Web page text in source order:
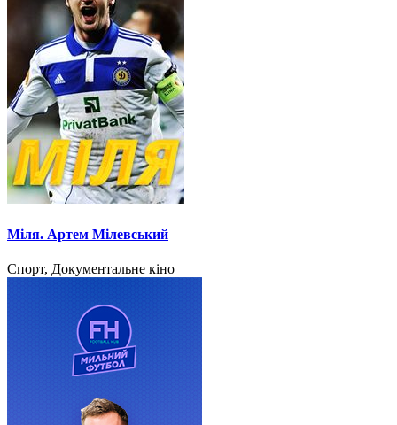
Міля. Артем Мілевський
Спорт, Документальне кіно